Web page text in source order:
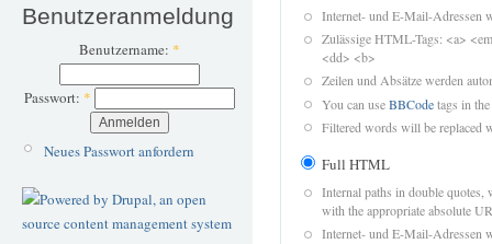
Benutzeranmeldung
Benutzername: *
Passwort: *
Neues Passwort anfordern
Internet- und E-Mail-Adressen
Zulässige HTML-Tags: <a>
<dd> <b>
Zeilen und Absätze werden
You can useBBCodetags in
Filtered words will be replaced
Full HTML
Internal paths in double quotes,
with the appropriate absolute
Internet- und E-Mail-Adressen